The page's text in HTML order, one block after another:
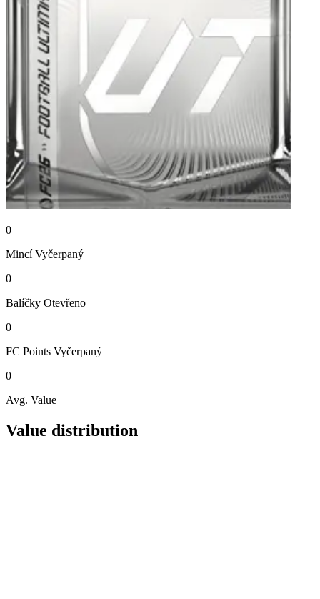
0
Mincí Vyčerpaný
0
Balíčky Otevřeno
0
FC Points Vyčerpaný
0
Avg. Value
Value distribution